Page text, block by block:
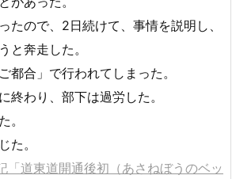
たので、2日続けて、事情を説明し、
と奔走した。
都合」で行われてしまった。
終わり、部下は過労した。
。
た。
「道東道開通後初（あさねぼうのベッ